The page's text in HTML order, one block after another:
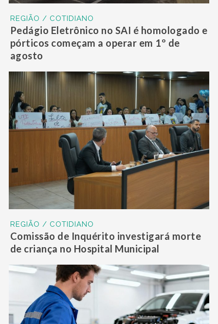
REGIÃO / COTIDIANO
Pedágio Eletrônico no SAI é homologado e
pórticos começam a operar em 1º de
agosto
REGIÃO / COTIDIANO
Comissão de Inquérito investigará morte
de criança no Hospital Municipal